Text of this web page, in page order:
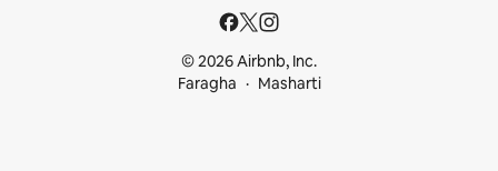
© 2026 Airbnb, Inc.
Faragha
Masharti